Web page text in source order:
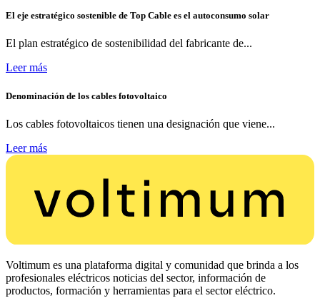
El eje estratégico sostenible de Top Cable es el autoconsumo solar
El plan estratégico de sostenibilidad del fabricante de...
Leer más
Denominación de los cables fotovoltaico
Los cables fotovoltaicos tienen una designación que viene...
Leer más
Voltimum es una plataforma digital y comunidad que brinda a los
profesionales eléctricos noticias del sector, información de
productos, formación y herramientas para el sector eléctrico.